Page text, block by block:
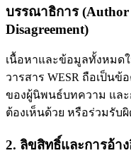
บรรณาธิการ (Author
Disagreement)
เนื้อหาและข้อมูลทั้งหมด
วารสาร WESR ถือเป็น
ของผู้นิพนธ์บทความ และ
ต้องเห็นด้วย หรือร่วมรับ
2. ลิขสิทธิ์และการอ้า